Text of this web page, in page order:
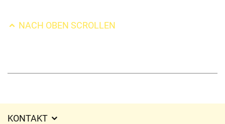
NACH OBEN SCROLLEN
KONTAKT